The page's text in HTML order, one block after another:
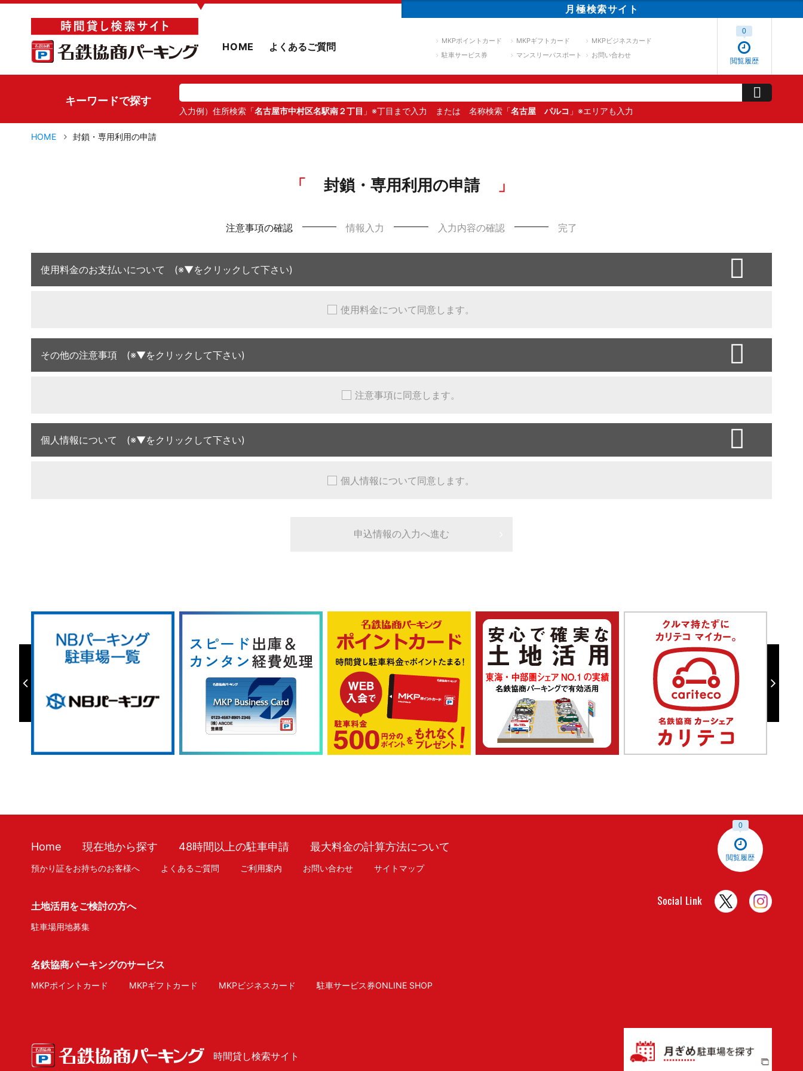
▼ 月極検索サイト
HOME よくあるご質問 MKPポイントカード MKPギフトカード
MKPビジネスカード
駐車サービス券
マンスリーパスポート お問い合わせ
閲覧履歴
0
キーワードで探す
入力例）住所検索「名古屋市中村区名駅南２丁目 」※丁目まで入力 または 名称検索「名古屋 パルコ 」※エリアも入力
HOME 封鎖・専用利用の申請
封鎖・専用利用の申請
注意事項の確認 情報入力 入力内容の確認 完了
使用料金のお支払いについて (※▼をクリックして下さい)
使用料金について同意します。
その他の注意事項 (※▼をクリックして下さい)
注意事項に同意します。
個人情報について (※▼をクリックして下さい)
個人情報について同意します。
閲覧履歴
0
Home 現在地から探す 48時間以上の駐車申請 最大料金の計算方法について
預かり証をお持ちのお客様へ よくあるご質問 ご利用案内 お問い合わせ サイトマップ
土地活用をご検討の方へ
駐車場用地募集
名鉄協商パーキングのサービス
MKPポイントカード MKPギフトカード MKPビジネスカード 駐車サービス券ONLINE SHOP
時間貸し検索サイト